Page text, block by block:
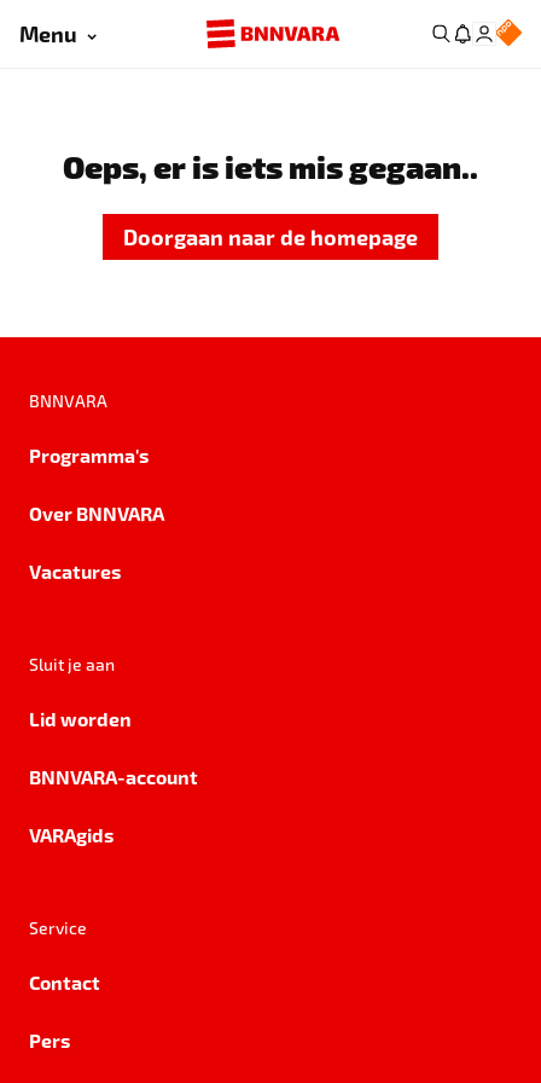
Menu
Oeps, er is iets mis gegaan..
Doorgaan naar de homepage
BNNVARA
Programma's
Over BNNVARA
Vacatures
Sluit je aan
Lid worden
BNNVARA-account
VARAgids
Service
Contact
Pers